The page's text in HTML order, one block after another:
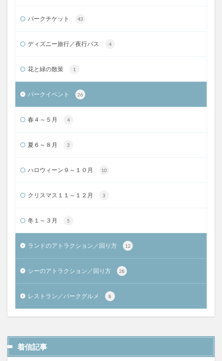
パークチケット 43
ディズニー旅行／夜行バス 4
花と緑の散策 1
パークイベント 26
春４～５月 4
夏６～８月 3
ハロウィーン９～１０月 10
クリスマス１１～１２月 3
冬１～３月 5
ランドのアトラクション／回り方 12
シーのアトラクション／回り方 28
レストラン／パークグルメ 8
着信記事